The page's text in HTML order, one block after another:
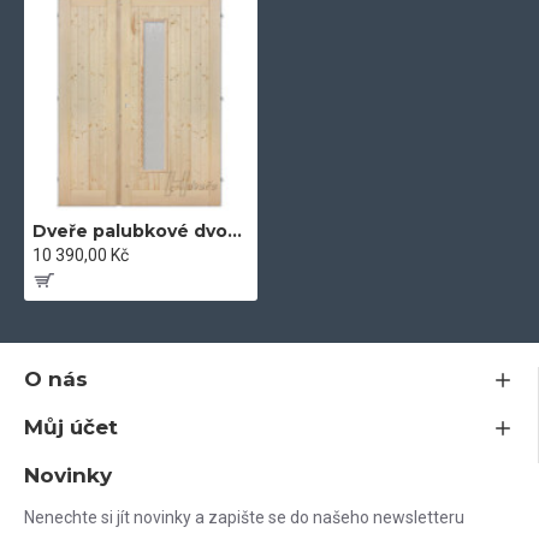
Dveře palubkové dvoukřídlé 125cm dlouhé sklo
10 390,00 Kč
O nás
Můj účet
Novinky
Nenechte si jít novinky a zapište se do našeho newsletteru